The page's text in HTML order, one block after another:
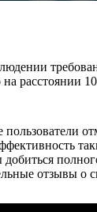
расстоянии
добиться
отзывы о